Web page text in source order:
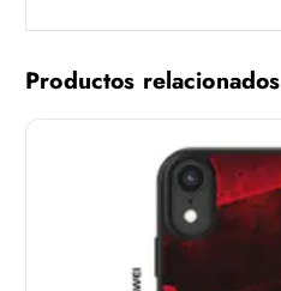
Productos relacionados